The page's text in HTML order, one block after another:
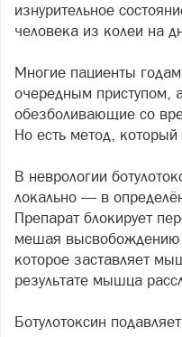
изнурительное
человека из колеи на
Многие пациенты
очередным приступом,
обезболивающие со
Но есть метод, который
В неврологии
локально — в
Препарат блокирует
мешая высвобождению
которое заставляет
результате мышца
Ботулотоксин